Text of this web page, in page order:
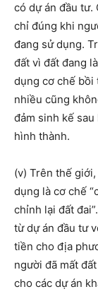
có dự án đầu tư.
chỉ đúng khi
đang sử dụng.
đất vì đất đang
dụng cơ chế bồi
nhiều cũng
đảm sinh kế
hình thành.
(v) Trên thế
dụng là cơ chế
chỉnh lại đất
từ dự án đầu tư
tiền cho địa
người đã mất
cho các dự án